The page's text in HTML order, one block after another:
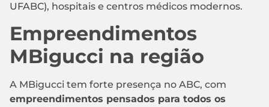
UFABC), hospitais e centros médicos modernos.
Empreendimentos
MBigucci na região
A MBigucci tem forte presença no ABC, com
empreendimentos pensados para todos os